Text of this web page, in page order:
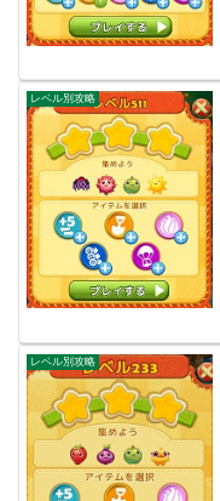
レベル別攻略
レベル別攻略